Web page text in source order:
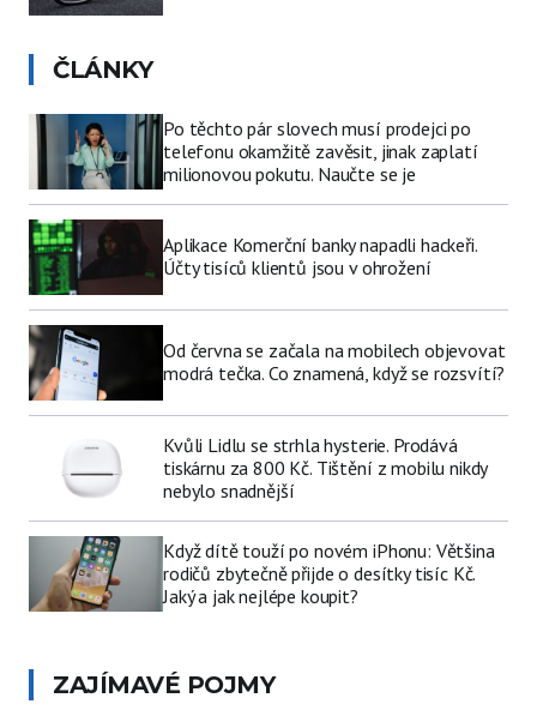
ČLÁNKY
Po těchto pár slovech musí prodejci po
telefonu okamžitě zavěsit, jinak zaplatí
milionovou pokutu. Naučte se je
Aplikace Komerční banky napadli hackeři.
Účty tisíců klientů jsou v ohrožení
Od června se začala na mobilech objevovat
modrá tečka. Co znamená, když se rozsvítí?
Kvůli Lidlu se strhla hysterie. Prodává
tiskárnu za 800 Kč. Tištění z mobilu nikdy
nebylo snadnější
Když dítě touží po novém iPhonu: Většina
rodičů zbytečně přijde o desítky tisíc Kč.
Jaký a jak nejlépe koupit?
ZAJÍMAVÉ POJMY